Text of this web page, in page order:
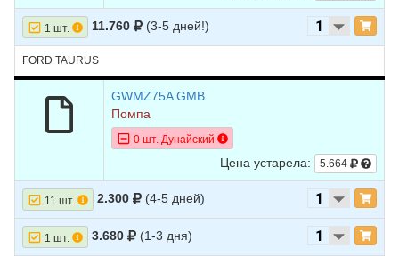
1 шт. 11.760 (3-5 дней!)
FORD TAURUS
GWMZ75A GMB
Помпа
0 шт. Дунайский
Цена устарела: 5.664
11 шт. 2.300 (4-5 дней)
1 шт. 3.680 (1-3 дня)